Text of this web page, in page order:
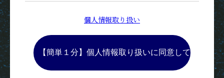
個人情報取り扱い